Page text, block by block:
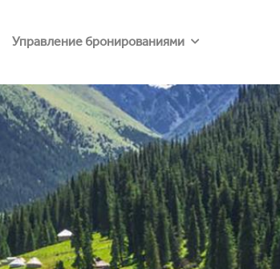
Управление бронированиями